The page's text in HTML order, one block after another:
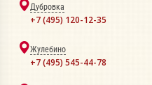
Дубровка
+7 (495) 120-12-35
Жулебино
+7 (495) 545-44-78